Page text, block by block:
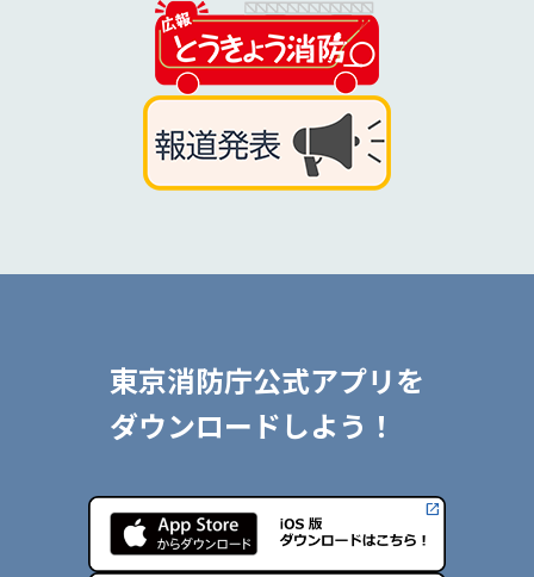
東京消防庁公式アプリを
ダウンロードしよう！